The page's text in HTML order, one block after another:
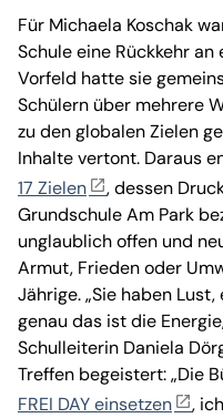
Für Michaela Koschak
Schule eine Rückkehr
Vorfeld hatte sie
Schülern über mehrere
zu den globalen Zielen
Inhalte vertont. Daraus
17 Zielen
, dessen
Grundschule Am Park
unglaublich offen und
Armut, Frieden oder
Jährige. „Sie haben
genau das ist die
Schulleiterin Daniela
Treffen begeistert: „Die
FREI DAY einsetzen
,